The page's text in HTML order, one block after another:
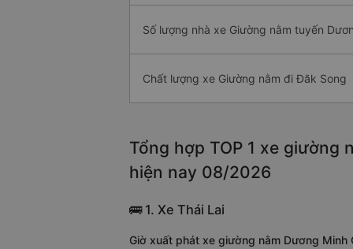
Số lượng nhà xe Giường nằm tuyến
Chất lượng xe Giường nằm đi Đăk Song
Tổng hợp TOP 1 xe
hiện nay 08/2026
🚌 1. Xe Thái Lai
Giờ xuất phát xe giường nằm Dương